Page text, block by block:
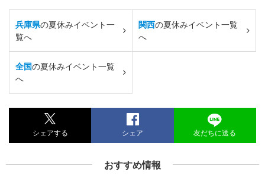
兵庫県の夏休みイベント一
覧へ
関西の夏休みイベント一覧
へ
全国の夏休みイベント一覧
へ
シェアする シェア 友だちに送る
おすすめ情報